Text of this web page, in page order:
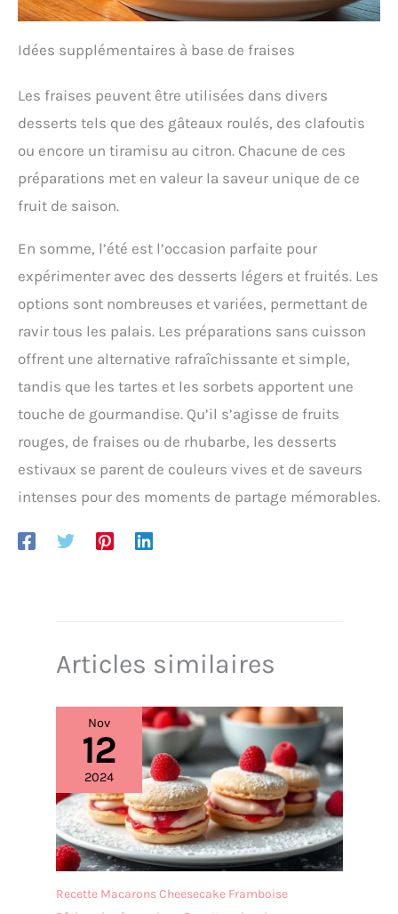
Idées supplémentaires à base de fraises
Les fraises peuvent être utilisées dans divers
desserts tels que des gâteaux roulés, des clafoutis
ou encore un tiramisu au citron. Chacune de ces
préparations met en valeur la saveur unique de ce
fruit de saison.
En somme, l’été est l’occasion parfaite pour
expérimenter avec des desserts légers et fruités. Les
options sont nombreuses et variées, permettant de
ravir tous les palais. Les préparations sans cuisson
offrent une alternative rafraîchissante et simple,
tandis que les tartes et les sorbets apportent une
touche de gourmandise. Qu’il s’agisse de fruits
rouges, de fraises ou de rhubarbe, les desserts
estivaux se parent de couleurs vives et de saveurs
intenses pour des moments de partage mémorables.
Articles similaires
Nov
12
2024
Recette Macarons Cheesecake Framboise